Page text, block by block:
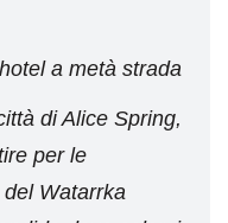
a metà strada
di Alice Spring,
per le
Watarrka